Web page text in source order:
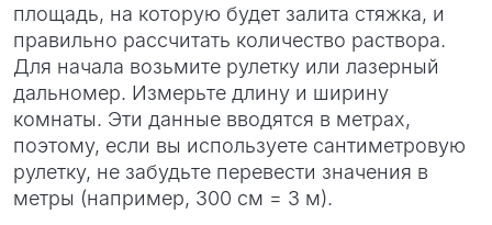
площадь, на которую будет залита стяжка, и
правильно рассчитать количество раствора.
Для начала возьмите рулетку или лазерный
дальномер. Измерьте длину и ширину
комнаты. Эти данные вводятся в метрах,
поэтому, если вы используете сантиметровую
рулетку, не забудьте перевести значения в
метры (например, 300 см = 3 м).